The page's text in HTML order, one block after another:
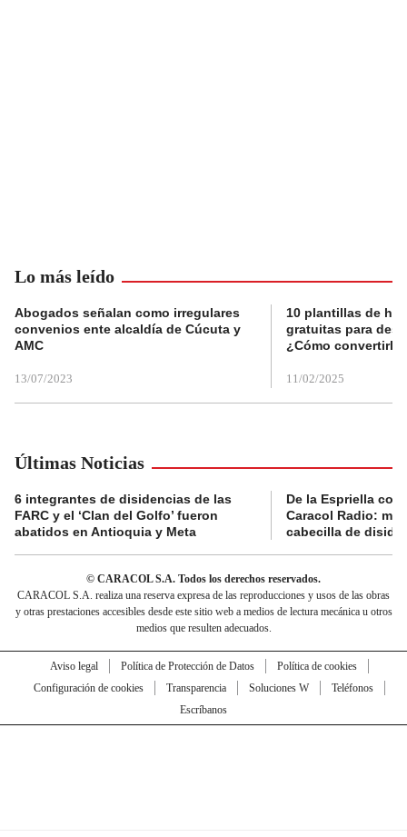
Lo más leído
Abogados señalan como irregulares
convenios ente alcaldía de Cúcuta y
AMC
13/07/2023
10 plantillas de
gratuitas para
¿Cómo convertirla
11/02/2025
Últimas Noticias
6 integrantes de disidencias de las
FARC y el ‘Clan del Golfo’ fueron
abatidos en Antioquia y Meta
De la Espriella
Caracol Radio:
cabecilla de
© CARACOL S.A. Todos los derechos reservados.
CARACOL S.A. realiza una reserva expresa de las reproducciones y usos de las obras
y otras prestaciones accesibles desde este sitio web a medios de lectura mecánica u otros
medios que resulten adecuados.
Aviso legal Política de Protección de Datos
Política de cookies
Configuración de cookies
Transparencia Soluciones W
Teléfonos
Escríbanos